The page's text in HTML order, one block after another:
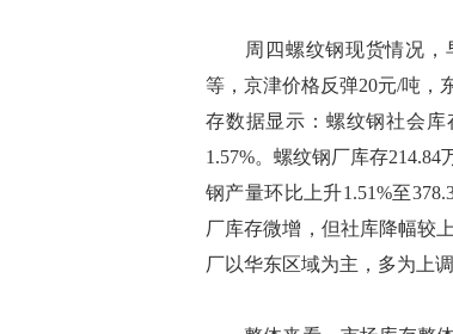
周四螺纹钢现货情况，早
等，京津价格反弹20元/吨，
存数据显示：螺纹钢社会库
1.57%。螺纹钢厂库存
钢产量环比上升1.51%至
厂库存微增，但社库降幅较
厂以华东区域为主，多为上